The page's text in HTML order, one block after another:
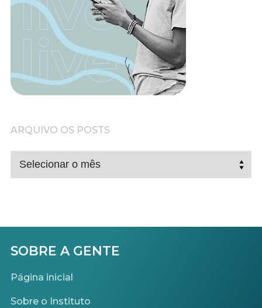
ARQUIVO OS POSTS
ARQUIVO
OS
SOBRE A GENTE
Página inicial
Sobre o Instituto